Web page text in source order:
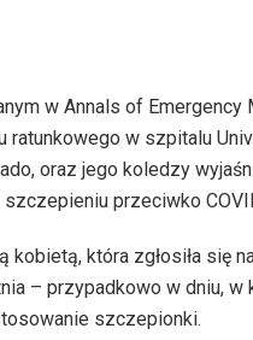
w Annals of Emergency
ratunkowego w szpitalu
oraz jego koledzy
przeciwko
kobietą, która zgłosiła się
– przypadkowo w dniu,
szczepionki.